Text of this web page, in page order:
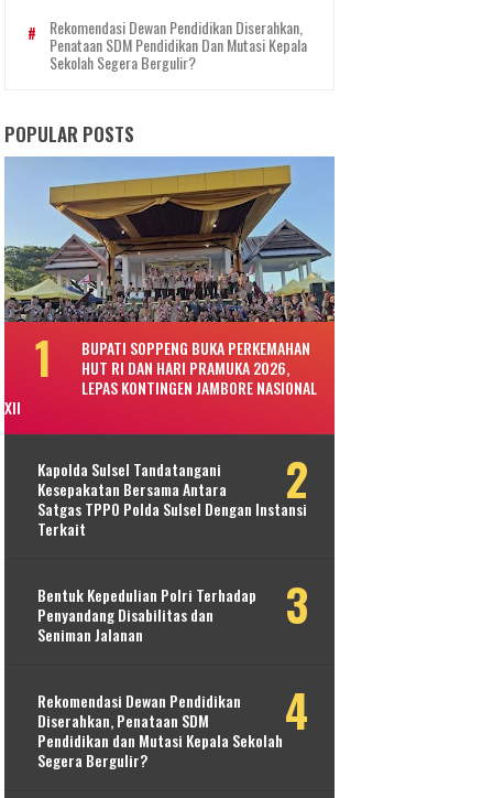
Rekomendasi Dewan Pendidikan Diserahkan,
Penataan SDM Pendidikan Dan Mutasi Kepala
Sekolah Segera Bergulir?
POPULAR POSTS
BUPATI SOPPENG BUKA PERKEMAHAN
HUT RI DAN HARI PRAMUKA 2026,
LEPAS KONTINGEN JAMBORE NASIONAL
XII
Kapolda Sulsel Tandatangani
Kesepakatan Bersama Antara
Satgas TPPO Polda Sulsel Dengan Instansi
Terkait
Bentuk Kepedulian Polri Terhadap
Penyandang Disabilitas dan
Seniman Jalanan
Rekomendasi Dewan Pendidikan
Diserahkan, Penataan SDM
Pendidikan dan Mutasi Kepala Sekolah
Segera Bergulir?